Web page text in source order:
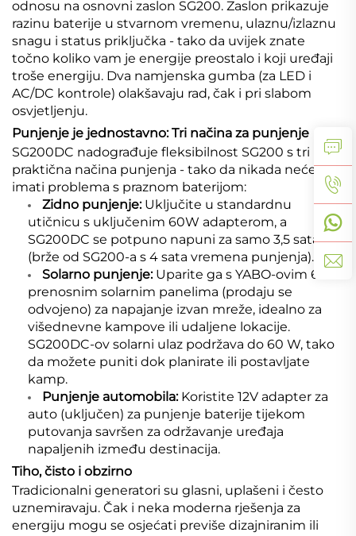
odnosu na osnovni zaslon SG200. Zaslon prikazuje
razinu baterije u stvarnom vremenu, ulaznu/izlaznu
snagu i status priključka - tako da uvijek znate
točno koliko vam je energije preostalo i koji uređaji
troše energiju. Dva namjenska gumba (za LED i
AC/DC kontrole) olakšavaju rad, čak i pri slabom
osvjetljenju.
Punjenje je jednostavno: Tri načina za punjenje
SG200DC nadograđuje fleksibilnost SG200 s tri
praktična načina punjenja - tako da nikada nećete
imati problema s praznom baterijom:
Zidno punjenje: Uključite u standardnu
utičnicu s uključenim 60W adapterom, a
SG200DC se potpuno napuni za samo 3,5 sata
(brže od SG200-a s 4 sata vremena punjenja).
Solarno punjenje: Uparite ga s YABO-ovim 60W
prenosnim solarnim panelima (prodaju se
odvojeno) za napajanje izvan mreže, idealno za
višednevne kampove ili udaljene lokacije.
SG200DC-ov solarni ulaz podržava do 60 W, tako
da možete puniti dok planirate ili postavljate
kamp.
Punjenje automobila: Koristite 12V adapter za
auto (uključen) za punjenje baterije tijekom
putovanja savršen za održavanje uređaja
napaljenih između destinacija.
Tiho, čisto i obzirno
Tradicionalni generatori su glasni, uplašeni i često
uznemiravaju. Čak i neka moderna rješenja za
energiju mogu se osjećati previše dizajniranim ili